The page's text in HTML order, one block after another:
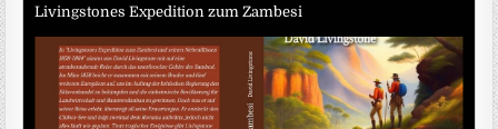
Livingstones Expedition zum Zambesi